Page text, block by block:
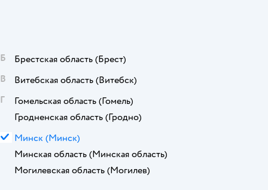
Б Брестская область (Брест)
В
Витебская область (Витебск)
Г
Гомельская область (Гомель)
Гродненская область (Гродно)
М Минск (Минск)
Минская область (Минская область)
Могилевская область (Могилев)